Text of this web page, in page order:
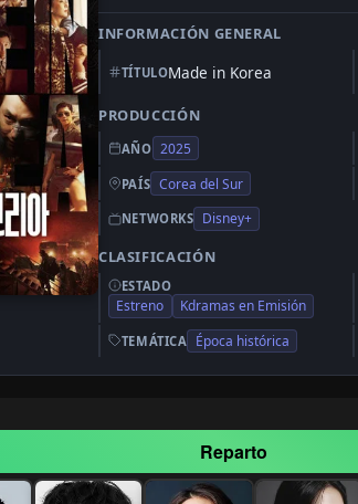
INFORMACIÓN GENERAL
TÍTULOMade in Korea
PRODUCCIÓN
AÑO 2025
PAÍS Corea del Sur
NETWORKS Disney+
CLASIFICACIÓN
ESTADO
Estreno Kdramas en Emisión
TEMÁTICA Época histórica
Reparto